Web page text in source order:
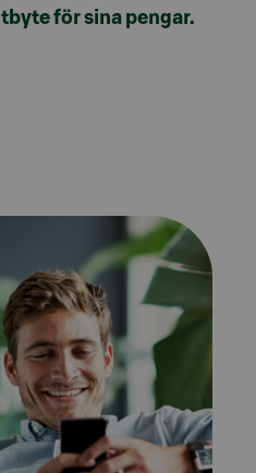
för sina pengar.